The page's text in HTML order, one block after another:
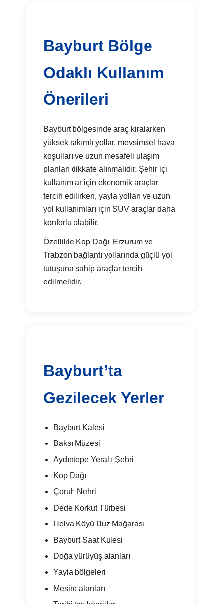
Bayburt Bölge
Odaklı Kullanım
Önerileri
Bayburt bölgesinde araç kiralarken
yüksek rakımlı yollar, mevsimsel hava
koşulları ve uzun mesafeli ulaşım
planları dikkate alınmalıdır. Şehir içi
kullanımlar için ekonomik araçlar
tercih edilirken, yayla yolları ve uzun
yol kullanımları için SUV araçlar daha
konforlu olabilir.
Özellikle Kop Dağı, Erzurum ve
Trabzon bağlantı yollarında güçlü yol
tutuşuna sahip araçlar tercih
edilmelidir.
Bayburt’ta
Gezilecek Yerler
Bayburt Kalesi
Baksı Müzesi
Aydıntepe Yeraltı Şehri
Kop Dağı
Çoruh Nehri
Dede Korkut Türbesi
Helva Köyü Buz Mağarası
Bayburt Saat Kulesi
Doğa yürüyüş alanları
Yayla bölgeleri
Mesire alanları